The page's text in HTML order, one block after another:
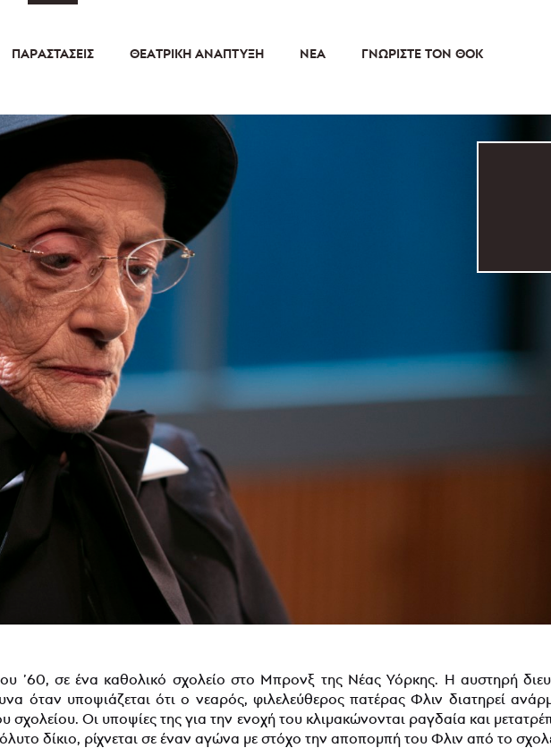
ΠΑΡΑΣΤΆΣΕΙΣ ΘΕΑΤΡΙΚΉ ΑΝΆΠΤΥΞΗ ΝΈΑ ΓΝΩΡΊΣΤΕ ΤΟΝ ΘΟΚ
’60, σε ένα καθολικό σχολείο στο Μπρονξ της Νέας Υόρκης. Η αυστηρή
όταν υποψιάζεται ότι ο νεαρός, φιλελεύθερος πατέρας Φλιν διατηρεί
σχολείου. Οι υποψίες της για την ενοχή του κλιμακώνονται ραγδαία και
δίκιο, ρίχνεται σε έναν αγώνα με στόχο την αποπομπή του Φλιν από το